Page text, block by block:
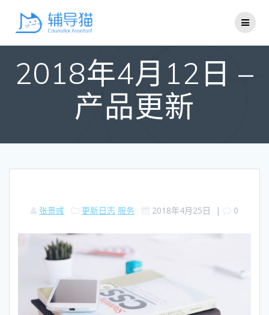
2018年4月12日 –
产品更新
张景彧 更新日志 服务 2018年4月25日 | 0